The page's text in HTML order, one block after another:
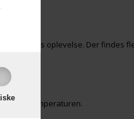
intens oplevelse. Der findes
på temperaturen.